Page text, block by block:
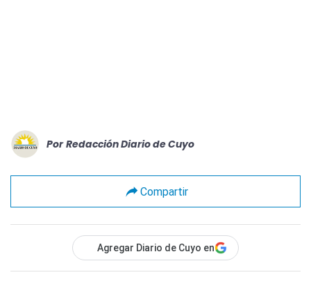
Por Redacción Diario de Cuyo
Compartir
Agregar Diario de Cuyo en